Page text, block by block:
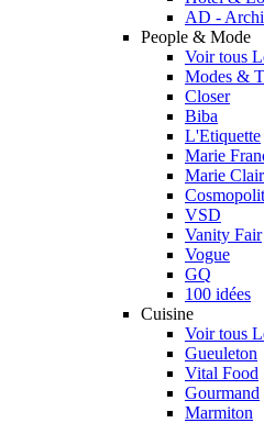
AD -
People & Mode
Voir tous
Modes &
Closer
Biba
L'Etiquette
Marie
Marie
VSD
Vanity Fair
Vogue
GQ
100 idées
Cuisine
Voir tous
Gueuleton
Vital Food
Gourmand
Marmiton